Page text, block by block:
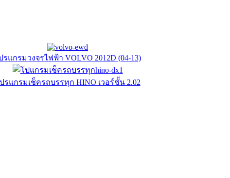
รแกรมวงจรไฟฟ้า VOLVO 2012D (04-13)
รแกรมเช็ครถบรรทุก HINO เวอร์ชั้น 2.02